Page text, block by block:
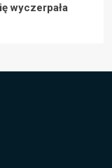
wyczerpała